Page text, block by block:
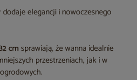
dodaje elegancji i nowoczesnego
cmsprawiają, że wanna idealnie
przestrzeniach, jak i w